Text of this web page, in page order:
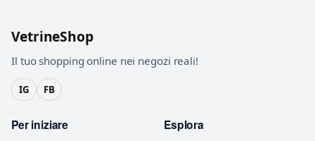
VetrineShop
Il tuo shopping online nei negozi reali!
IG FB
Per iniziare Esplora